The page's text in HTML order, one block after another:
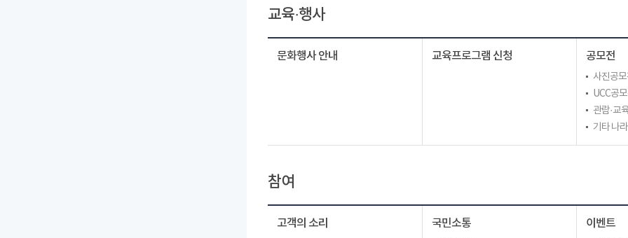
교육·행사
문화행사 안내 교육프로그램 신청 공모전
사진공모
UCC공
관람·교
기타 나
참여
고객의 소리 국민소통 이벤트